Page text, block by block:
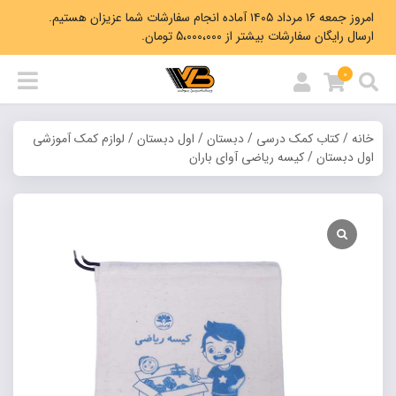
امروز جمعه ۱۶ مرداد ۱۴۰۵ آماده انجام سفارشات شما عزیزان هستیم.
ارسال رایگان سفارشات بیشتر از 5،000،000 تومان.
0
خانه/کتاب کمک درسی /دبستان/ اول دبستان/ لوازم کمک آموزشی
اول دبستان/ کیسه ریاضی آوای باران